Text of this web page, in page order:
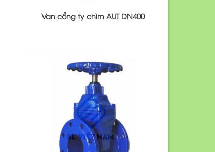
Van cổng ty chìm AUT DN400